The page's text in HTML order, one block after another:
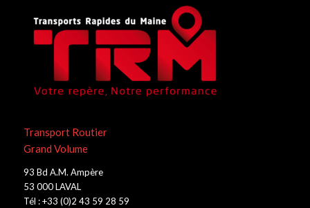
Transport Routier
Grand Volume
93 Bd A.M. Ampère
53 000 LAVAL
Tél : +33 (0)2 43 59 28 59